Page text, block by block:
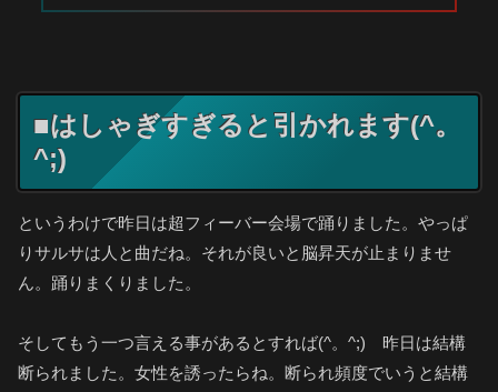
■はしゃぎすぎると引かれます(^。
^;)
というわけで昨日は超フィーバー会場で踊りました。やっぱ
りサルサは人と曲だね。それが良いと脳昇天が止まりませ
ん。踊りまくりました。
そしてもう一つ言える事があるとすれば(^。^;) 昨日は結構
断られました。女性を誘ったらね。断られ頻度でいうと結構